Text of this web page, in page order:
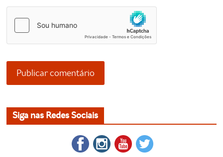
Siga nas Redes Sociais